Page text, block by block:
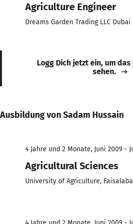
Agriculture Engineer
Dreams Garden Trading LLC Dubai
Logg Dich jetzt ein, um
sehen.
Ausbildung von Sadam Hussain
4 Jahre und 2 Monate, Juni 2009 -
Agricultural Sciences
University of Agriculture,